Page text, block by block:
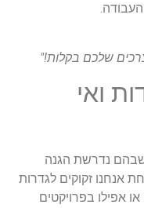
העבודה.
שלכם בקלות!"
ואי
שבהם נדרשת הגנה
אנחנו זקוקים לגדרות
או אפילו בפרויקטים